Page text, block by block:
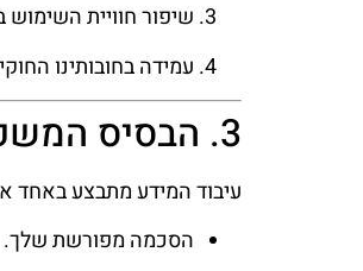
שיפור חוויית
עמידה בחובותינו
3. הבסיס המשפטי לעיבוד המידע
עיבוד המידע מתבצע באחד
הסכמה מפורשת שלך.